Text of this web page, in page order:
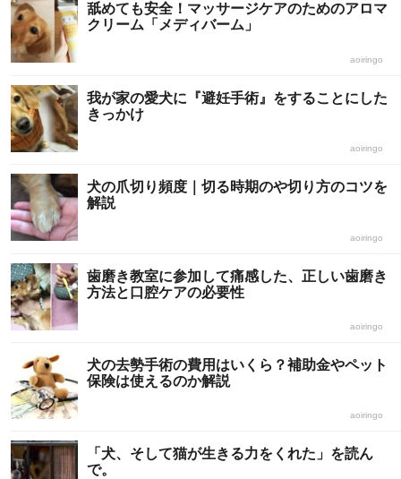
舐めても安全！マッサージケアのためのアロマ
クリーム「メディバーム」
aoiringo
我が家の愛犬に『避妊手術』をすることにした
きっかけ
aoiringo
犬の爪切り頻度｜切る時期のや切り方のコツを
解説
aoiringo
歯磨き教室に参加して痛感した、正しい歯磨き
方法と口腔ケアの必要性
aoiringo
犬の去勢手術の費用はいくら？補助金やペット
保険は使えるのか解説
aoiringo
「犬、そして猫が生きる力をくれた」を読ん
で。